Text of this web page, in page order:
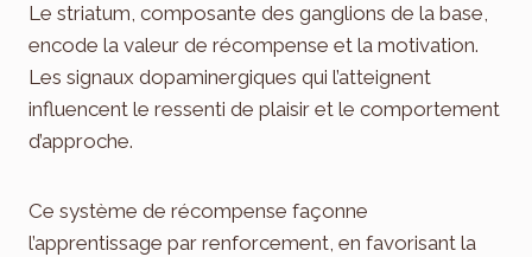
Le striatum, composante des ganglions de la base,
encode la valeur de récompense et la motivation.
Les signaux dopaminergiques qui l’atteignent
influencent le ressenti de plaisir et le comportement
d’approche.
Ce système de récompense façonne
l’apprentissage par renforcement, en favorisant la